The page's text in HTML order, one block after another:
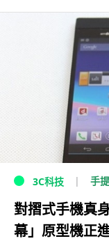
3C科技 手
對摺式手機真
幕」原型機正